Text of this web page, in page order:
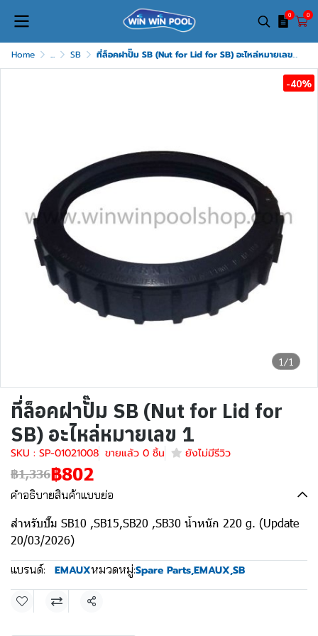
0 0
Home ... SB ที่ล็อคฝาปั๊ม SB (Nut for Lid for SB) อะไหล่หมายเลข 1
1/1
-40%
ที่ล็อคฝาปั๊ม SB (Nut for Lid for
SB) อะไหล่หมายเลข 1
SKU : SP-01021008 ขายแล้ว 0 ชิ้น ยังไม่มีรีวิว
฿1,336฿802
คำอธิบายสินค้าแบบย่อ
สำหรับปั๊ม SB10 ,SB15,SB20 ,SB30 น้ำหนัก 220 g. (Update
20/03/2026)
แบรนด์: EMAUXหมวดหมู่:Spare Parts,EMAUX,SB
แชร์